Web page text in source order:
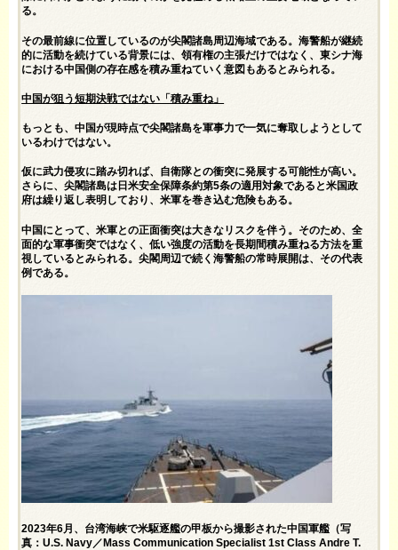
る。
その最前線に位置しているのが尖閣諸島周辺海域である。海警船が継続
的に活動を続けている背景には、領有権の主張だけではなく、東シナ海
における中国側の存在感を積み重ねていく意図もあるとみられる。
中国が狙う短期決戦ではない「積み重ね」
もっとも、中国が現時点で尖閣諸島を軍事力で一気に奪取しようとして
いるわけではない。
仮に武力侵攻に踏み切れば、自衛隊との衝突に発展する可能性が高い。
さらに、尖閣諸島は日米安全保障条約第5条の適用対象であると米国政
府は繰り返し表明しており、米軍を巻き込む危険もある。
中国にとって、米軍との正面衝突は大きなリスクを伴う。そのため、全
面的な軍事衝突ではなく、低い強度の活動を長期間積み重ねる方法を重
視しているとみられる。尖閣周辺で続く海警船の常時展開は、その代表
例である。
2023年6月、台湾海峡で米駆逐艦の甲板から撮影された中国軍艦（写
真：U.S. Navy／Mass Communication Specialist 1st Class Andre T.